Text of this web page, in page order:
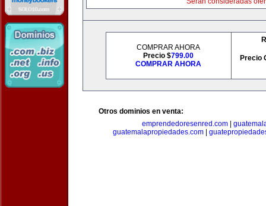
COMPRAR AHORA
Precio $799.00
COMPRAR AHORA
Precio
Otros dominios en venta:
emprendedoresenred.com|
guatemalapropiedades.com|